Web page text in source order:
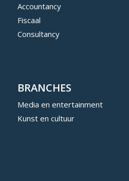
Accountancy
Fiscaal
Consultancy
BRANCHES
Media en entertainment
Kunst en cultuur